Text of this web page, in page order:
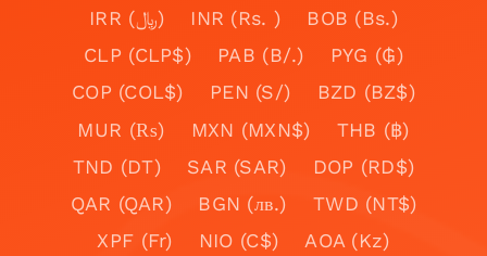
IRR (﷼)
INR (Rs. )
BOB (Bs.)
CLP (CLP$)
PAB (B/.)
PYG (₲)
COP (COL$)
PEN (S/)
BZD (BZ$)
MUR (₨)
MXN (MXN$)
THB (฿)
TND (DT)
SAR (SAR)
DOP (RD$)
QAR (QAR)
BGN (лв.)
TWD (NT$)
XPF (Fr)
NIO (C$)
AOA (Kz)